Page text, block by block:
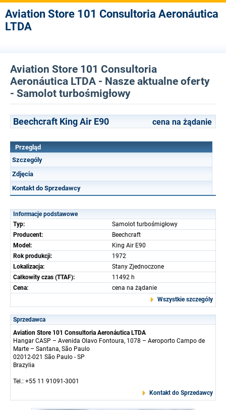
Aviation Store 101 Consultoria Aeronáutica
LTDA
Aviation Store 101 Consultoria
Aeronáutica LTDA - Nasze aktualne oferty
- Samolot turbośmigłowy
Beechcraft King Air E90 cena na żądanie
Przegląd
Szczególy
Zdjęcia
Kontakt do Sprzedawcy
Informacje podstawowe
Typ:
Samolot turbośmigłowy
Producent:
Beechcraft
Model:
King Air E90
Rok produkcji:
1972
Lokalizacja:
Stany Zjednoczone
Całkowity czas (TTAF):
11492 h
Cena:
cena na żądanie
Wszystkie szczególy
Sprzedawca
Aviation Store 101 Consultoria Aeronáutica LTDA
Hangar CASP – Avenida Olavo Fontoura, 1078 – Aeroporto Campo de
Marte – Santana, São Paulo
02012-021 São Paulo - SP
Brazylia
Tel.: +55 11 91091-3001
Kontakt do Sprzedawcy